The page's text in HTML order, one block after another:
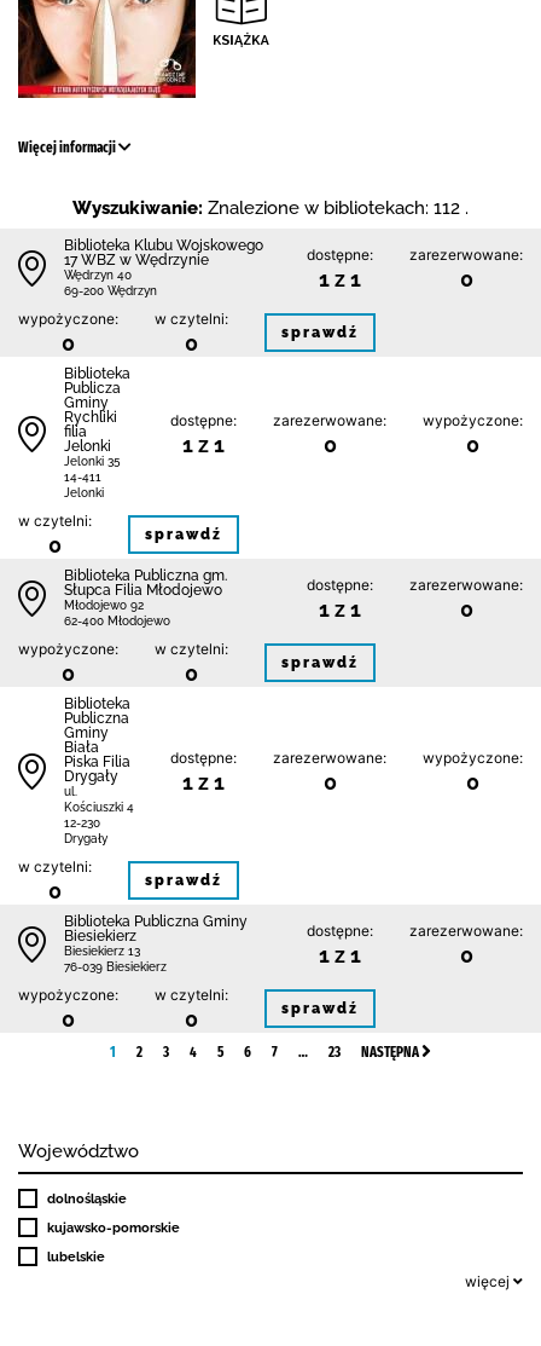
Więcej informacji
Wyszukiwanie: Znalezione w bibliotekach: 112 .
Biblioteka Klubu Wojskowego
17 WBZ w Wędrzynie
Wędrzyn 40
69-200 Wędrzyn
dostępne:
1 z 1
zarezerwowane:
0
wypożyczone:
0
w czytelni:
0 sprawdź
Biblioteka
Publicza
Gminy
Rychliki
filia
Jelonki
Jelonki 35
14-411
Jelonki
dostępne:
1 z 1
zarezerwowane:
0
wypożyczone:
0
w czytelni:
0 sprawdź
Biblioteka Publiczna gm.
Słupca Filia Młodojewo
Młodojewo 92
62-400 Młodojewo
dostępne:
1 z 1
zarezerwowane:
0
wypożyczone:
0
w czytelni:
0 sprawdź
Biblioteka
Publiczna
Gminy
Biała
Piska Filia
Drygały
ul.
Kościuszki 4
12-230
Drygały
dostępne:
1 z 1
zarezerwowane:
0
wypożyczone:
0
w czytelni:
0 sprawdź
Biblioteka Publiczna Gminy
Biesiekierz
Biesiekierz 13
76-039 Biesiekierz
dostępne:
1 z 1
zarezerwowane:
0
wypożyczone:
0
w czytelni:
0 sprawdź
1 2 3 4 5 6 7 … 23 NASTĘPNA
Województwo
dolnośląskie
kujawsko-pomorskie
lubelskie
więcej